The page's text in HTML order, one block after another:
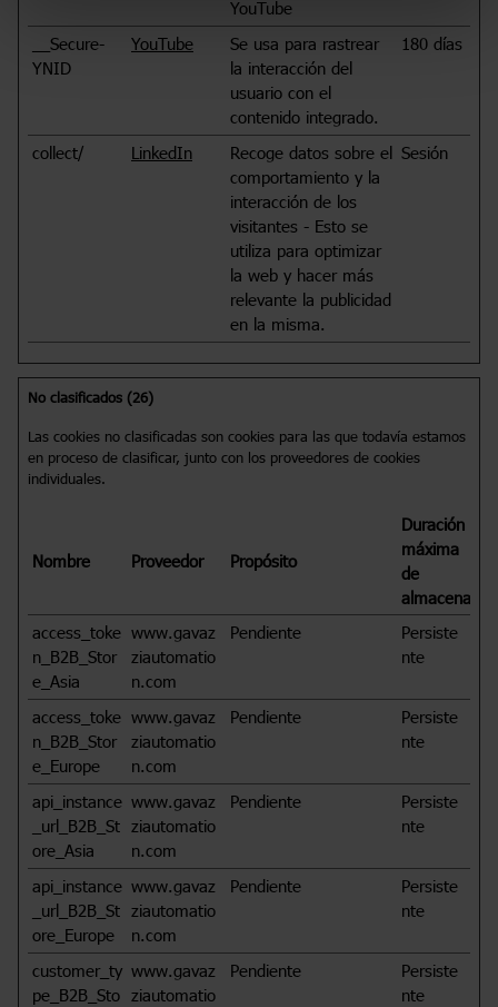
YouTube
__Secure-
YNID
YouTube
Se usa para rastrear
la interacción del
usuario con el
contenido integrado.
180 días
collect/ LinkedIn
Recoge datos sobre el
comportamiento y la
interacción de los
visitantes - Esto se
utiliza para optimizar
la web y hacer más
relevante la publicidad
en la misma.
Sesión
No clasificados (26)
Las cookies no clasificadas son cookies para las que todavía estamos
en proceso de clasificar, junto con los proveedores de cookies
individuales.
Nombre Proveedor Propósito
Duración
máxima
de
access_toke
n_B2B_Stor
e_Asia
www.gavaz
ziautomatio
n.com
Pendiente
Persiste
nte
access_toke
n_B2B_Stor
e_Europe
www.gavaz
ziautomatio
n.com
Pendiente
Persiste
nte
api_instance
_url_B2B_St
ore_Asia
www.gavaz
ziautomatio
n.com
Pendiente
Persiste
nte
api_instance
_url_B2B_St
ore_Europe
www.gavaz
ziautomatio
n.com
Pendiente
Persiste
nte
customer_ty
pe_B2B_Sto
www.gavaz
ziautomatio
Pendiente
Persiste
nte